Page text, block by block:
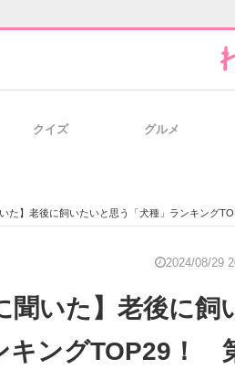
クイズ グルメ
た】老後に飼いたいと思う「犬種」ランキング
2024/08/29
聞いた】老後に
キングTOP29！